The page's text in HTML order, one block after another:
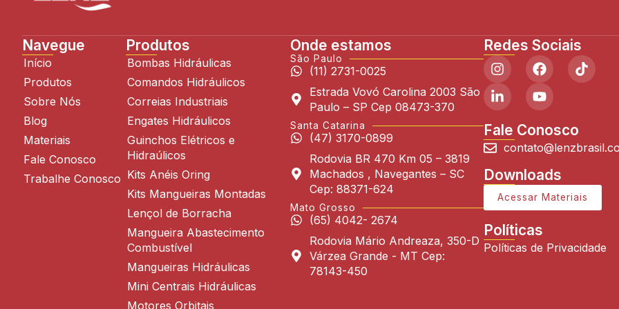
Navegue
Início
Produtos
Sobre Nós
Blog
Materiais
Fale Conosco
Trabalhe Conosco
Produtos
Bombas Hidráulicas
Comandos Hidráulicos
Correias Industriais
Engates Hidráulicos
Guinchos Elétricos e
Hidraúlicos
Kits Anéis Oring
Kits Mangueiras Montadas
Lençol de Borracha
Mangueira Abastecimento
Combustível
Mangueiras Hidráulicas
Mini Centrais Hidráulicas
Motores Orbitais
Onde estamos
São Paulo
(11) 2731-0025
Estrada Vovó Carolina 2003 São
Paulo – SP Cep 08473-370
Santa Catarina
(47) 3170-0899
Rodovia BR 470 Km 05 – 3819
Machados , Navegantes – SC
Cep: 88371-624
Mato Grosso
(65) 4042- 2674
Rodovia Mário Andreaza, 350-D
Várzea Grande - MT Cep:
78143-450
Redes Sociais
Fale Conosco
Downloads
Acessar Materiais
Políticas
Políticas de Privacidade